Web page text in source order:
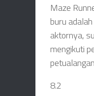
Maze
buru
aktornya,
mengikuti
8.2